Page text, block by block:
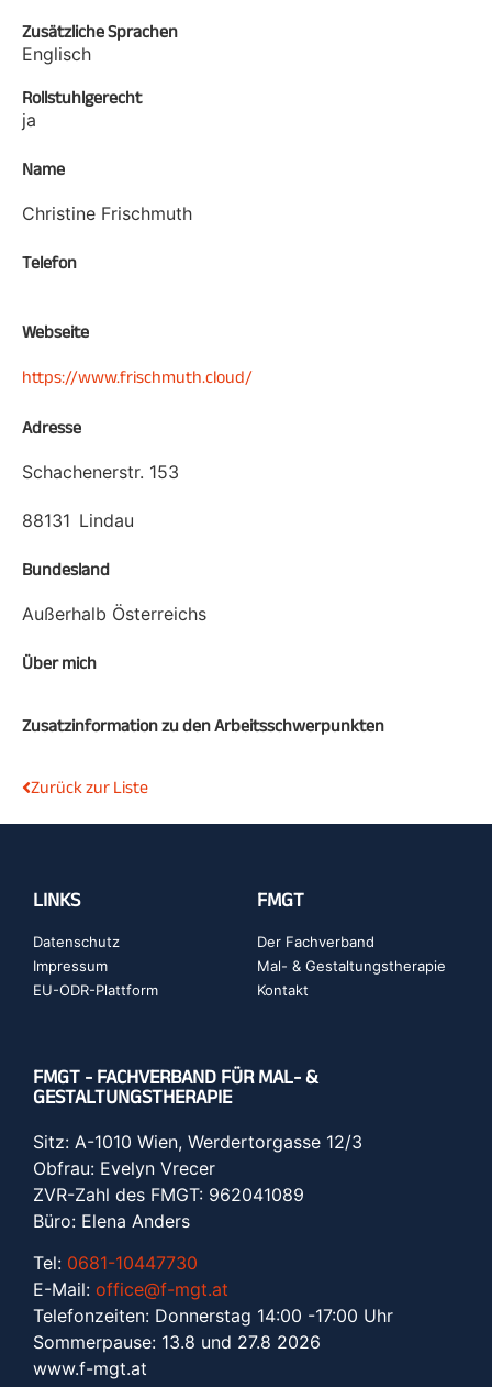
Zusätzliche Sprachen
Englisch
Rollstuhlgerecht
ja
Name
Christine Frischmuth
Telefon
Webseite
https://www.frischmuth.cloud/
Adresse
Schachenerstr. 153
88131 Lindau
Bundesland
Außerhalb Österreichs
Über mich
Zusatzinformation zu den Arbeitsschwerpunkten
Zurück zur Liste
LINKS
Datenschutz
Impressum
EU-ODR-Plattform
FMGT
Der Fachverband
Mal- & Gestaltungstherapie
Kontakt
FMGT - FACHVERBAND FÜR MAL- &
GESTALTUNGSTHERAPIE
Sitz: A-1010 Wien, Werdertorgasse 12/3
Obfrau: Evelyn Vrecer
ZVR-Zahl des FMGT: 962041089
Büro: Elena Anders
Tel: 0681-10447730
E-Mail: office@f-mgt.at
Telefonzeiten: Donnerstag 14:00 -17:00 Uhr
Sommerpause: 13.8 und 27.8 2026
www.f-mgt.at